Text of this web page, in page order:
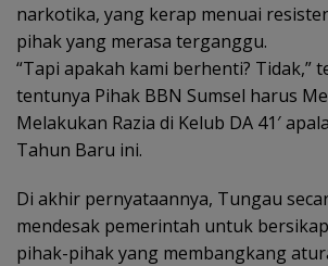
narkotika, yang kerap menuai
pihak yang merasa terganggu.
“Tapi apakah kami berhenti? Tidak,”
tentunya Pihak BBN Sumsel harus
Melakukan Razia di Kelub DA 41′
Tahun Baru ini.
Di akhir pernyataannya, Tungau
mendesak pemerintah untuk
pihak-pihak yang membangkang